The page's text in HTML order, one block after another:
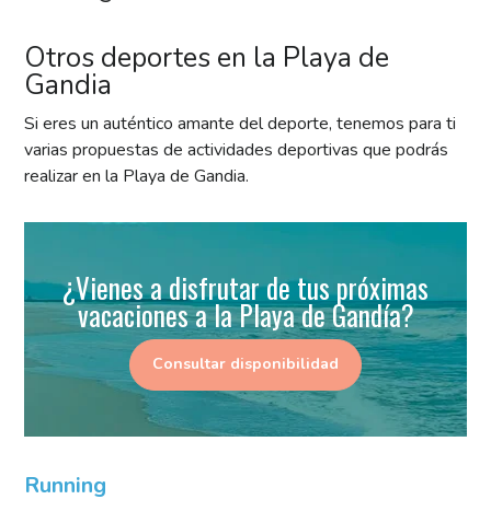
Otros deportes en la Playa de
Gandia
Si eres un auténtico amante del deporte, tenemos para ti
varias propuestas de actividades deportivas que podrás
realizar en la Playa de Gandia.
¿Vienes a disfrutar de tus próximas
vacaciones a la Playa de Gandía?
Consultar disponibilidad
Running